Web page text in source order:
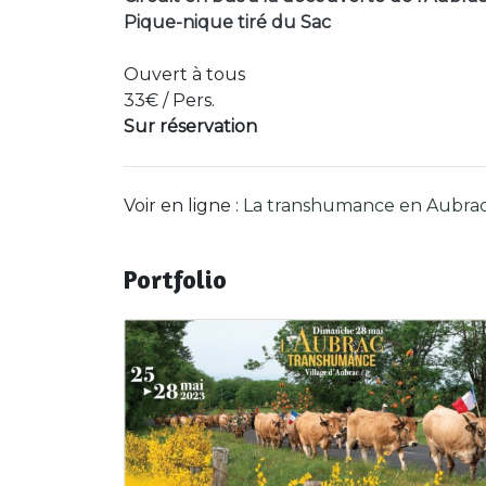
Pique-nique tiré du Sac
Ouvert à tous
33€ / Pers.
Sur réservation
Voir en ligne : La transhumance en
Portfolio